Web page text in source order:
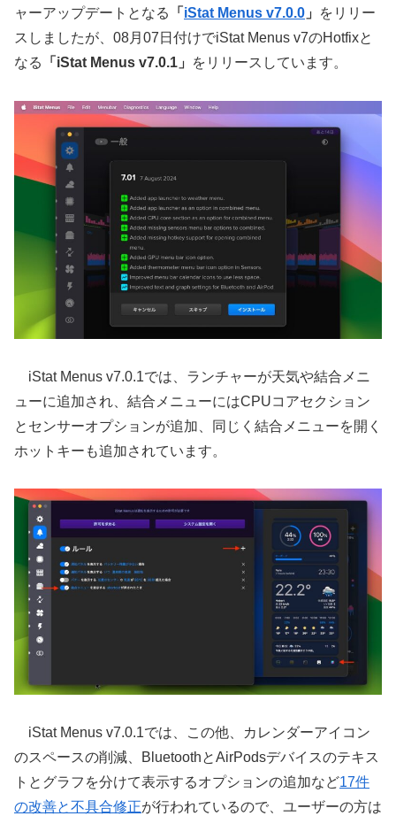
ャーアップデートとなる
「 iStat Menus v7.0.0 」
をリリー
スしましたが、08月07日付けでiStat Menus v7のHotfixと
なる
「iStat Menus v7.0.1」 をリリースしています。
iStat Menus v7.0.1では、ランチャーが天気や結合メニ
ューに追加され、結合メニューにはCPUコアセクション
とセンサーオプションが追加、同じく結合メニューを開く
ホットキーも追加されています。
iStat Menus v7.0.1では、この他、カレンダーアイコン
のスペースの削減、BluetoothとAirPodsデバイスのテキス
トとグラフを分けて表示するオプションの追加など17件
の改善と不具合修正が行われているので、ユーザーの方は